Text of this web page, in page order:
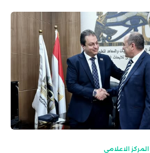
المركز الاعلامى